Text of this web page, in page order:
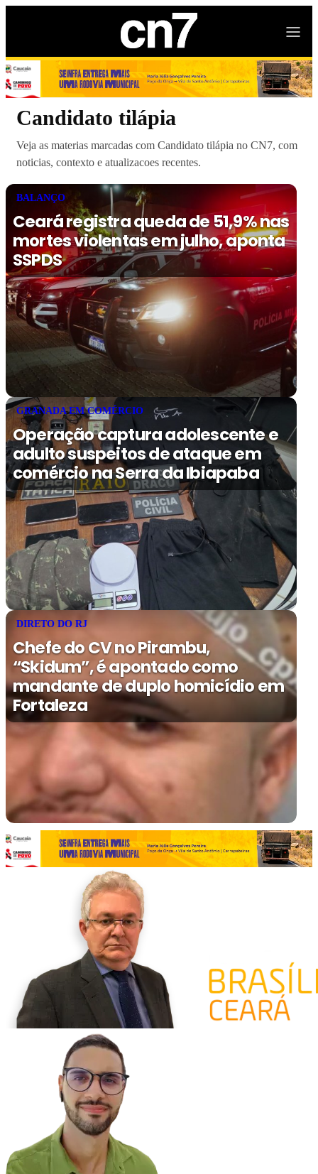
Candidato tilápia
Veja as materias marcadas com Candidato tilápia no CN7, com
noticias, contexto e atualizacoes recentes.
BALANÇO
Ceará registra queda de 51,9% nas
mortes violentas em julho, aponta
SSPDS
GRANADA EM COMÉRCIO
Operação captura adolescente e
adulto suspeitos de ataque em
comércio na Serra da Ibiapaba
DIRETO DO RJ
Chefe do CV no Pirambu,
“Skidum”, é apontado como
mandante de duplo homicídio em
Fortaleza